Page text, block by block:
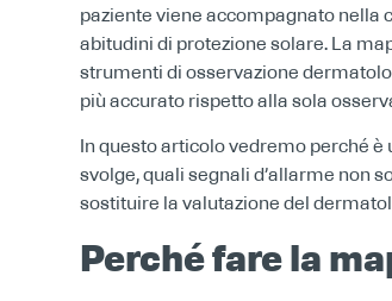
paziente viene accompagnato nella
abitudini di protezione solare. La
strumenti di osservazione
più accurato rispetto alla sola
In questo articolo vedremo perché è
svolge, quali segnali d’allarme non
sostituire la valutazione del
Perché fare la